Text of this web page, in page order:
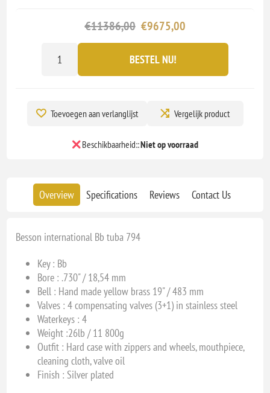
€11386,00 €9675,00
BESTEL NU!
Toevoegen aan verlanglijst Vergelijk product
Beschikbaarheid::Niet op voorraad
Overview Specifications Reviews Contact Us
Besson international Bb tuba 794
Key : Bb
Bore : .730" / 18,54 mm
Bell : Hand made yellow brass 19" / 483 mm
Valves : 4 compensating valves (3+1) in stainless steel
Waterkeys : 4
Weight :26lb / 11 800g
Outfit : Hard case with zippers and wheels, mouthpiece,
cleaning cloth, valve oil
Finish : Silver plated